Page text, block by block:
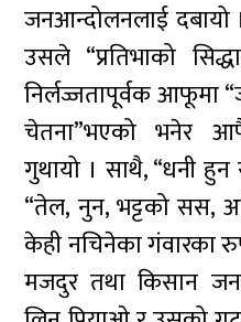
जनआन्दोलनलाई दबायो
उसले “प्रतिभाको
निर्लज्जतापूर्वक आफूमा
चेतना”भएको भनेर
गुथायो । साथै, “धनी
“तेल, नुन, भट्टको सस,
केही नचिनेका गंवारका
मजदुर तथा किसान